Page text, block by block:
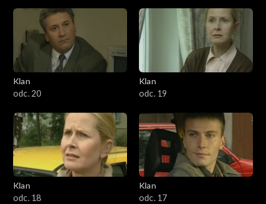
Klan
odc. 20
Klan
odc. 19
Klan
odc. 18
Klan
odc. 17